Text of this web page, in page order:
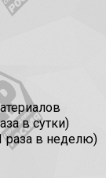
в сутки)
раза в неделю)